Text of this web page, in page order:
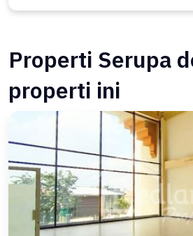
Properti Serupa
properti ini